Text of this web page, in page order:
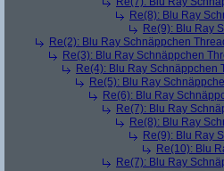
Re(8): Blu Ray
Re(9): Blu Ray
Re(2): Blu Ray Schnäppchen
Re(3): Blu Ray Schnäppchen
Re(4): Blu Ray Schnäppchen
Re(5): Blu Ray
Re(6): Blu Ray
Re(7): Blu Ray
Re(8): Blu Ray
Re(9): Blu Ray
Re(10): Blu
Re(7): Blu Ray